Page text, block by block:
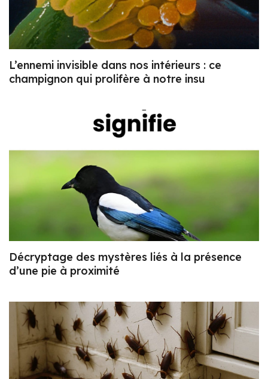
L’ennemi invisible dans nos intérieurs : ce
champignon qui prolifère à notre insu
Décryptage des mystères liés à la présence
d’une pie à proximité